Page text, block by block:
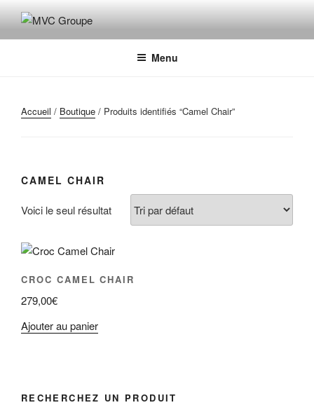
contenuMVC GROUPE
Maroquinerie – Valises – Chaussures
Menu
Accueil / Boutique / Produits identifiés “Camel Chair”
CAMEL CHAIR
Voici le seul résultat
CROC CAMEL CHAIR
279,00€
Ajouter au panier
RECHERCHEZ UN PRODUIT